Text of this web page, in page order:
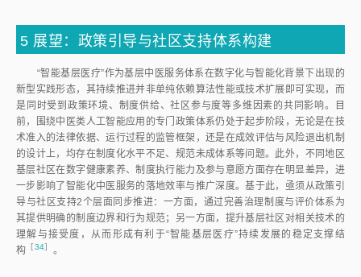
5 展望：政策引导与社区支持体系构建
“智能基层医疗”作为基层中医服务体系在数字化与智能化背景下出现的
新型实践形态，其持续推进并非单纯依赖算法性能或技术扩展即可实现，而
是同时受到政策环境、制度供给、社区参与度等多维因素的共同影响。目
前，围绕中医类人工智能应用的专门政策体系仍处于起步阶段，无论是在技
术准入的法律依据、运行过程的监管框架，还是在成效评估与风险退出机制
的设计上，均存在制度化水平不足、规范未成体系等问题。此外，不同地区
基层社区在数字健康素养、制度执行能力及参与意愿方面存在明显差异，进
一步影响了智能化中医服务的落地效率与推广深度。基于此，亟须从政策引
导与社区支持2个层面同步推进：一方面，通过完善治理制度与评价体系为
其提供明确的制度边界和行为规范；另一方面，提升基层社区对相关技术的
理解与接受度，从而形成有利于“智能基层医疗”持续发展的稳定支撑结
构 ［34］ 。